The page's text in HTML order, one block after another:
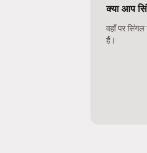
क्या आप
वहाँ पर
हैं।